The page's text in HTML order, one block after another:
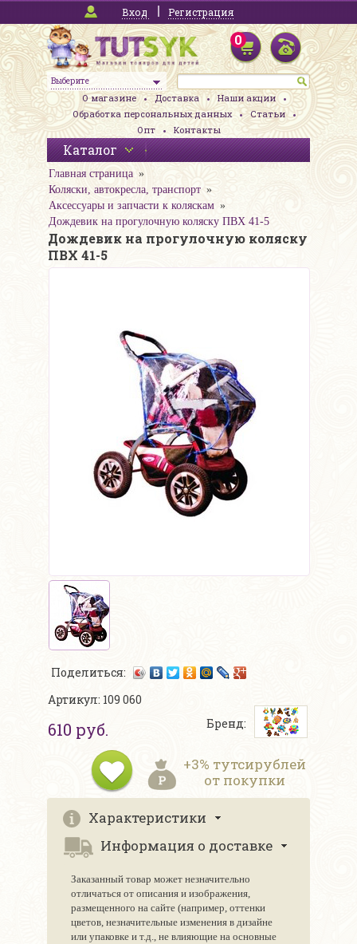
Вход Регистрация
Выберите
0
О магазине Доставка
Наши акции
Обработка персональных данных
Статьи
Опт
Контакты
Каталог
Главная страница
Коляски, автокресла, транспорт
Аксессуары и запчасти к коляскам
Дождевик на прогулочную коляску ПВХ 41-5
Дождевик на прогулочную коляску
ПВХ 41-5
Поделиться:
Артикул: 109 060
610 руб. Бренд:
+3% тутсирублей
от покупки
Характеристики
Информация о доставке
Заказанный товар может незначительно
отличаться от описания и изображения,
размещенного на сайте (например, оттенки
цветов, незначительные изменения в дизайне
или упаковке и т.д., не влияющие на основные